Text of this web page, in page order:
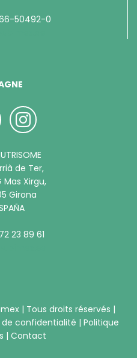
50492-0
de Ter,
Xirgu,
Girona
23 89 61
| Tous droits réservés |
de confidentialité | Politique
| Contact